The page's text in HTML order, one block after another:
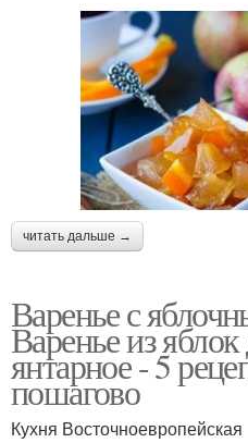
читать дальше →
Варенье с
Варенье из
янтарное - 5
пошагово
Кухня Восточноевропейская